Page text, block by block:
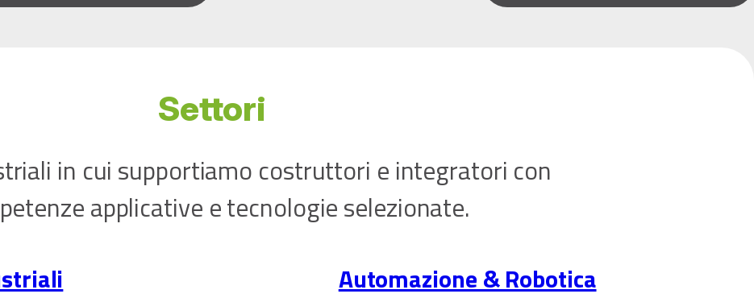
Settori
in cui supportiamo costruttori e integratori con
applicative e tecnologie selezionate.
Automazione & Robotica